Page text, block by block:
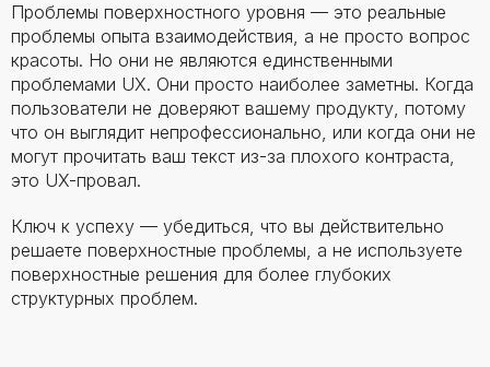
Проблемы поверхностного уровня — это реальные
проблемы опыта взаимодействия, а не просто вопрос
красоты. Но они не являются единственными
проблемами UX. Они просто наиболее заметны. Когда
пользователи не доверяют вашему продукту, потому
что он выглядит непрофессионально, или когда они не
могут прочитать ваш текст из-за плохого контраста,
это UX-провал.
Ключ к успеху — убедиться, что вы действительно
решаете поверхностные проблемы, а не используете
поверхностные решения для более глубоких
структурных проблем.